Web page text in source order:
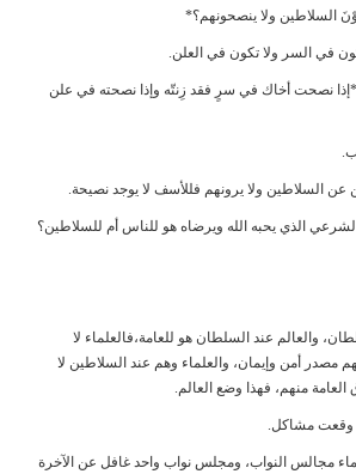
السلاطين ولا ينصحونهم؟*
في السر ولا تكون في العلن.
نصحت أخاك في سرٍ فقد زِنتّه وإذا نصحته في علن
عن السلاطين ولا يرونهم فللأسف لا يوجد نصيحة.
الذي يحبه الله ويرضاه هو للناس أم للسلاطين؟
والعالم عند السلطان هو للعامة،فالعلماء لا
مصدر أمن وإيمان، والعلماء وهم عند السلاطين لا
منهم، فهذا وضع العالم.
وقعت مشاكل.
مجالس النواب، ومجلس نواب واحد غافل عن الآخرة